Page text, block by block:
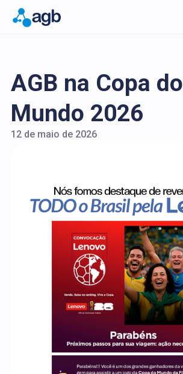
AGB na Copa do
Mundo 2026
12 de maio de 2026